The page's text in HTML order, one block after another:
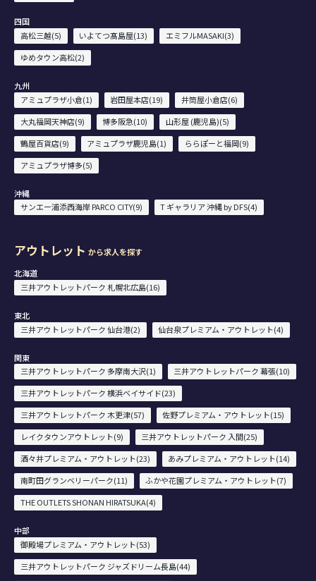
四国
高松三越(5)
いよてつ髙島屋(13)
エミフルMASAKI(3)
ゆめタウン高松(2)
九州
アミュプラザ小倉(1)
岩田屋本店(19)
井筒屋小倉店(6)
大丸福岡天神店(9)
博多阪急(10)
山形屋 (鹿児島)(5)
鶴屋百貨店(9)
アミュプラザ鹿児島(1)
ららぽーと福岡(9)
アミュプラザ博多(5)
沖縄
サンエー浦添西海岸 PARCO CITY(9)
T ギャラリア 沖縄 by DFS(4)
アウトレット から求人を探す
北海道
三井アウトレットパーク 札幌北広島(16)
東北
三井アウトレットパーク 仙台港(2)
仙台泉プレミアム・アウトレット(4)
関東
三井アウトレットパーク 多摩南大沢(1)
三井アウトレットパーク 幕張(10)
三井アウトレットパーク 横浜ベイサイド(23)
三井アウトレットパーク 木更津(57)
佐野プレミアム・アウトレット(15)
レイクタウンアウトレット(9)
三井アウトレットパーク 入間(25)
酒々井プレミアム・アウトレット(23)
あみプレミアム・アウトレット(14)
南町田グランベリーパーク(11)
ふかや花園プレミアム・アウトレット(7)
THE OUTLETS SHONAN HIRATSUKA(4)
中部
御殿場プレミアム・アウトレット(53)
三井アウトレットパーク ジャズドリーム長島(44)